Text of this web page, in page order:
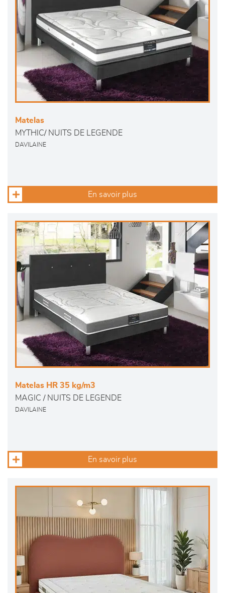
Matelas
MYTHIC/ NUITS DE LEGENDE
DAVILAINE
En savoir plus
Matelas HR 35 kg/m3
MAGIC / NUITS DE LEGENDE
DAVILAINE
En savoir plus